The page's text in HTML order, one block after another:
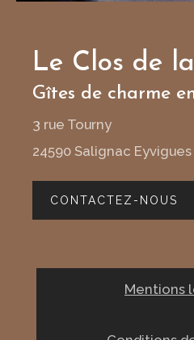
Le Clos de
Gîtes de charme
3 rue Tourny
24590 Salignac Eyvigues
CONTACTEZ-NOUS
Mentions